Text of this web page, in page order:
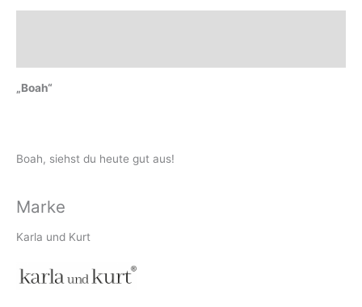
„Boah“
Boah, siehst du heute gut aus!
Marke
Karla und Kurt